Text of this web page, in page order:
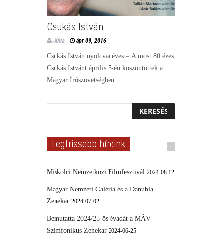
Csukás István
Júlia ápr 09, 2016
Csukás István nyolcvanéves – A most 80 éves
Csukás Istvánt április 5-én köszöntöttek a
Magyar Írószövetségben....
Legfrissebb híreink
Miskolci Nemzetközi Filmfesztivál 2024-08-12
Magyar Nemzeti Galéria és a Danubia
Zenekar 2024-07-02
Bemutatta 2024/25-ös évadát a MÁV
Szimfonikus Zenekar 2024-06-25